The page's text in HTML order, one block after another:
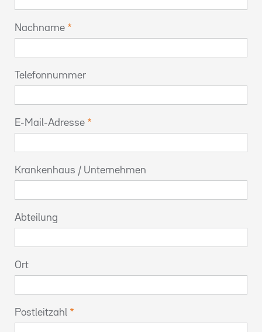
Nachname
Telefonnummer
E-Mail-Adresse
Krankenhaus / Unternehmen
Abteilung
Ort
Postleitzahl